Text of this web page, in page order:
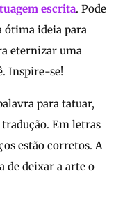
escrita. Pode
ótima ideia para
eternizar uma
Inspire-se!
para tatuar,
Em letras
estão corretos. A
de deixar a arte o